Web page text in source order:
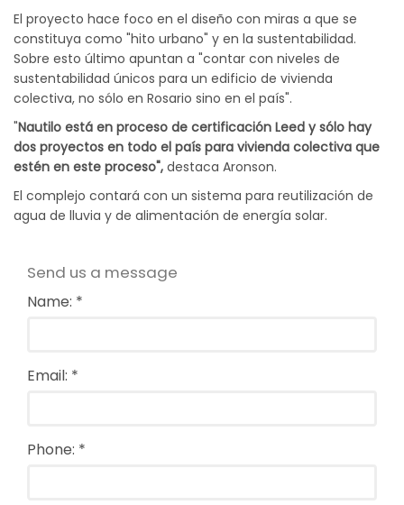
El proyecto hace foco en el diseño con miras a que se
constituya como "hito urbano" y en la sustentabilidad.
Sobre esto último apuntan a "contar con niveles de
sustentabilidad únicos para un edificio de vivienda
colectiva, no sólo en Rosario sino en el país".
"Nautilo está en proceso de certificación Leed y sólo hay
dos proyectos en todo el país para vivienda colectiva que
estén en este proceso", destaca Aronson.
El complejo contará con un sistema para reutilización de
agua de lluvia y de alimentación de energía solar.
Send us a message
Name: *
Email: *
Phone: *